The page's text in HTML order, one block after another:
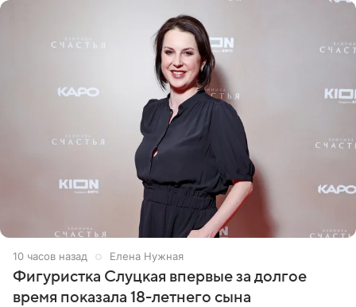
10 часов назад Елена Нужная
Фигуристка Слуцкая впервые за долгое
время показала 18-летнего сына